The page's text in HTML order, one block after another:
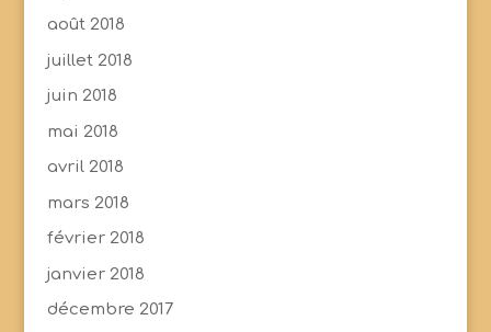
août 2018
juillet 2018
juin 2018
mai 2018
avril 2018
mars 2018
février 2018
janvier 2018
décembre 2017